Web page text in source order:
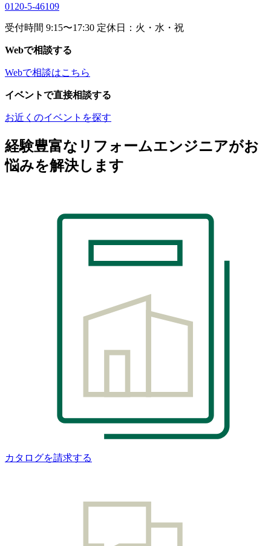
0120-5-46109
受付時間 9:15〜17:30 定休日：火・水・祝
Webで相談する
Webで相談はこちら
イベントで直接相談する
お近くのイベントを探す
経験豊富なリフォームエンジニアがお
悩みを解決します
カタログを請求する